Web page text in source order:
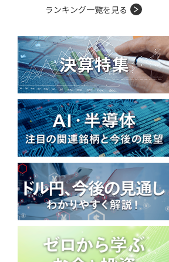
ランキング一覧を見る